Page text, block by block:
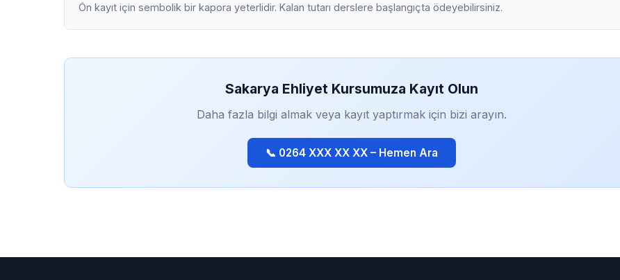
Ön kayıt için sembolik bir kapora yeterlidir. Kalan tutarı derslere başlangıçta ödeyebilirsiniz.
Sakarya Ehliyet Kursumuza Kayıt Olun
Daha fazla bilgi almak veya kayıt yaptırmak için bizi arayın.
📞 0264 XXX XX XX – Hemen Ara